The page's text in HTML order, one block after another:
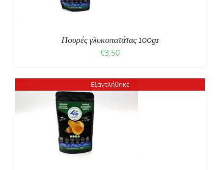
Πουρές γλυκοπατάτας 100gr
€3,50
Εξαντλήθηκε